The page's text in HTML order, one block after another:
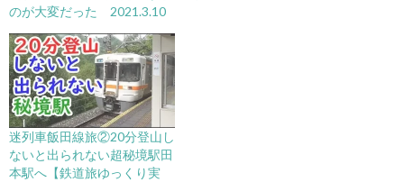
のが大変だった 2021.3.10
迷列車飯田線旅②20分登山し
ないと出られない超秘境駅田
本駅へ【鉄道旅ゆっくり実